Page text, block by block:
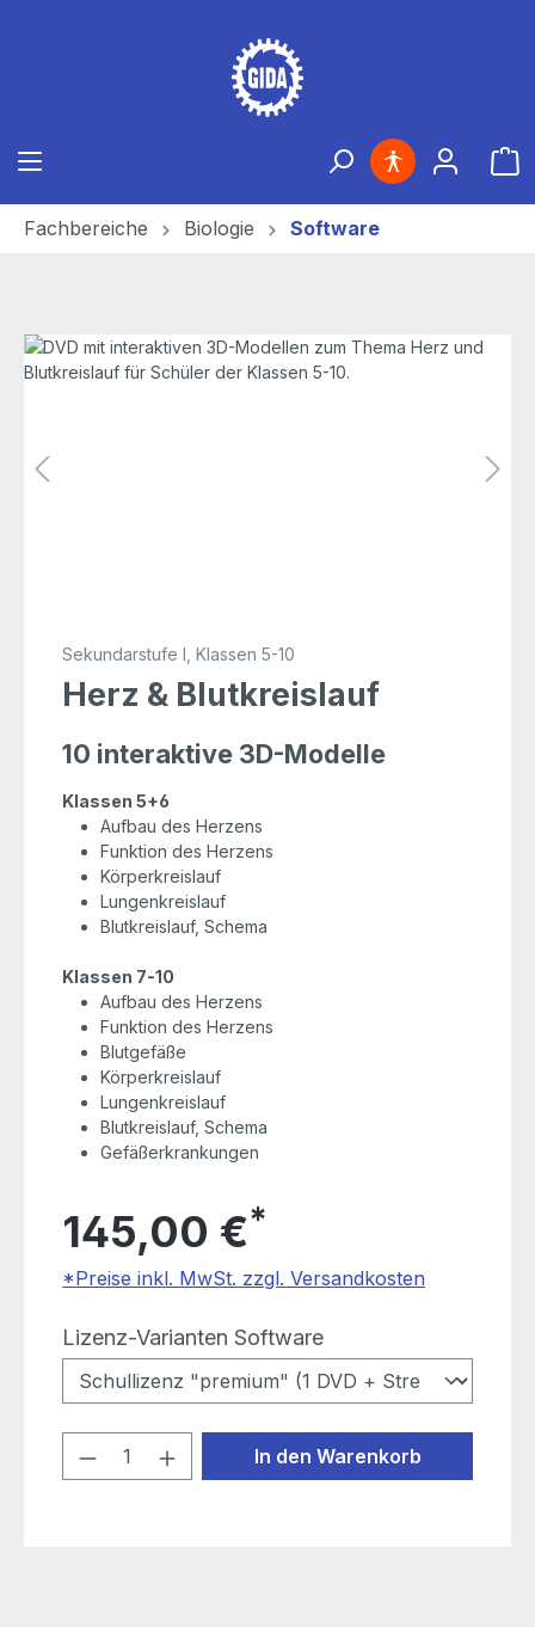
Fachbereiche Biologie Software
Bildergalerie überspringen
Sekundarstufe I, Klassen 5-10
Herz & Blutkreislauf
10 interaktive 3D-Modelle
Klassen 5+6
Aufbau des Herzens
Funktion des Herzens
Körperkreislauf
Lungenkreislauf
Blutkreislauf, Schema
Klassen 7-10
Aufbau des Herzens
Funktion des Herzens
Blutgefäße
Körperkreislauf
Lungenkreislauf
Blutkreislauf, Schema
Gefäßerkrankungen
145,00 €*
*Preise inkl. MwSt. zzgl. Versandkosten
Lizenz-Varianten Softwareauswählen
Produkt Anzahl: Gib den
In den Warenkorb